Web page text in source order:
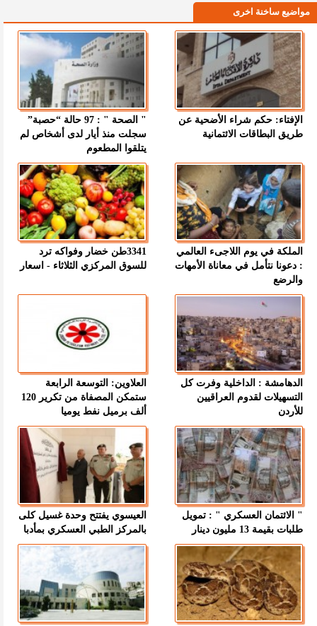
مواضيع ساخنة اخرى
الإفتاء: حكم شراء الأضحية عن
طريق البطاقات الائتمانية
" الصحة " : 97 حالة “حصبة”
سجلت منذ أيار لدى أشخاص لم
يتلقوا المطعوم
الملكة في يوم اللاجىء العالمي
: دعونا نتأمل في معاناة الأمهات
والرضع
3341طن خضار وفواكه ترد
للسوق المركزي الثلاثاء - اسعار
الدهامشة : الداخلية وفرت كل
التسهيلات لقدوم العراقيين
للأردن
العلاوين: التوسعة الرابعة
ستمكن المصفاة من تكرير 120
ألف برميل نفط يوميا
" الائتمان العسكري " : تمويل
طلبات بقيمة 13 مليون دينار
العيسوي يفتتح وحدة غسيل كلى
بالمركز الطبي العسكري بمأدبا